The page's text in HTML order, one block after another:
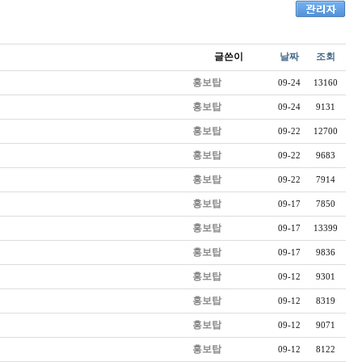
글쓴이 날짜 조회
홍보탑 09-24 13160
홍보탑 09-24 9131
홍보탑 09-22 12700
홍보탑 09-22 9683
홍보탑 09-22 7914
홍보탑 09-17 7850
홍보탑 09-17 13399
홍보탑 09-17 9836
홍보탑 09-12 9301
홍보탑 09-12 8319
홍보탑 09-12 9071
홍보탑 09-12 8122